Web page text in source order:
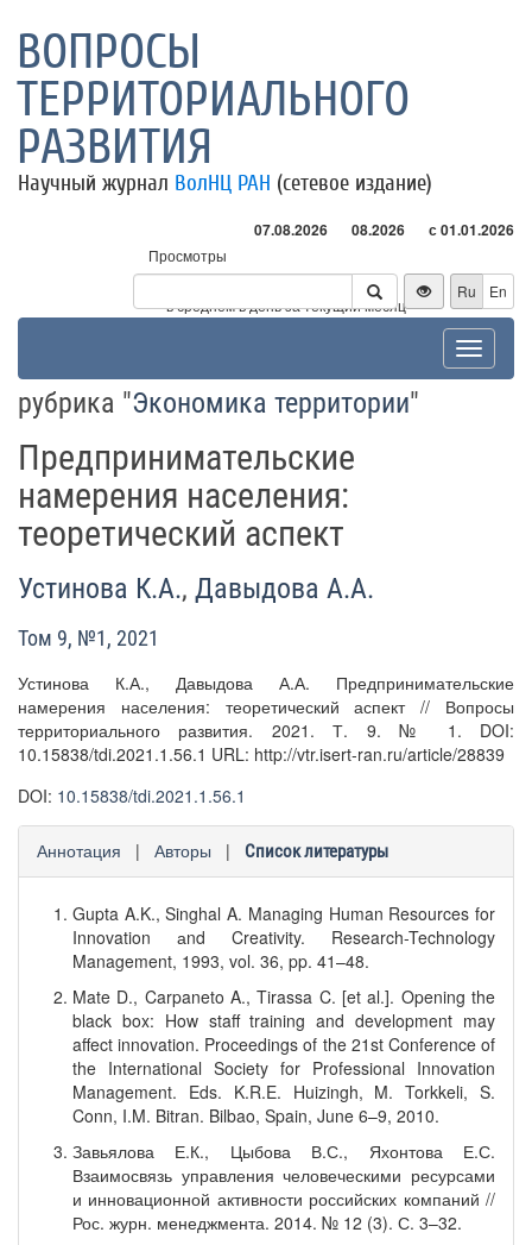
ВОПРОСЫ
ТЕРРИТОРИАЛЬНОГО
РАЗВИТИЯ
Научный журнал ВолНЦ РАН (сетевое издание)
07.08.2026 08.2026 с 01.01.2026
Просмотры
Посетители
* - в среднем в день за текущий месяц
Ru En
Toggle
рубрика "Экономика территории"
Предпринимательские
намерения населения:
теоретический аспект
Устинова К.А., Давыдова А.А.
Том 9, №1, 2021
Устинова К.А., Давыдова А.А. Предпринимательские
намерения населения: теоретический аспект // Вопросы
территориального развития. 2021. Т. 9. № 1. DOI:
10.15838/tdi.2021.1.56.1 URL: http://vtr.isert-ran.ru/article/28839
DOI: 10.15838/tdi.2021.1.56.1
Аннотация | Авторы | Список литературы
Gupta A.K., Singhal A. Managing Human Resources for
Innovation аnd Creativity. Research-Technology
Management, 1993, vol. 36, pp. 41–48.
Mate D., Carpaneto A., Tirassa C. [et al.]. Opening the
black box: How staff training and development may
affect innovation. Proceedings of the 21st Conference of
the International Society for Professional Innovation
Management. Eds. K.R.E. Huizingh, M. Torkkeli, S.
Conn, I.M. Bitran. Bilbao, Spain, June 6–9, 2010.
Завьялова Е.К., Цыбова В.С., Яхонтова Е.С.
Взаимосвязь управления человеческими ресурсами
и инновационной активности российских компаний //
Рос. журн. менеджмента. 2014. № 12 (3). С. 3–32.